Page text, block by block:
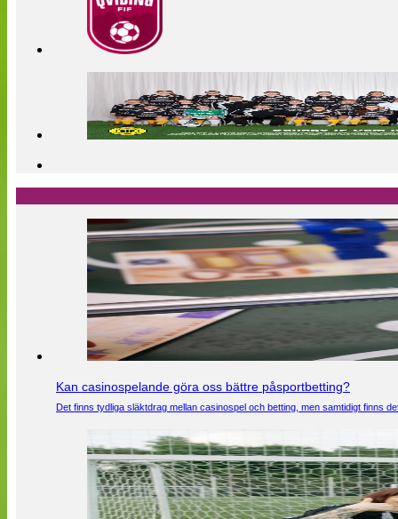
Kan casinospelande göra oss bättre påsportbetting?
Det finns tydliga släktdrag mellan casinospel och betting, men samtidigt finns